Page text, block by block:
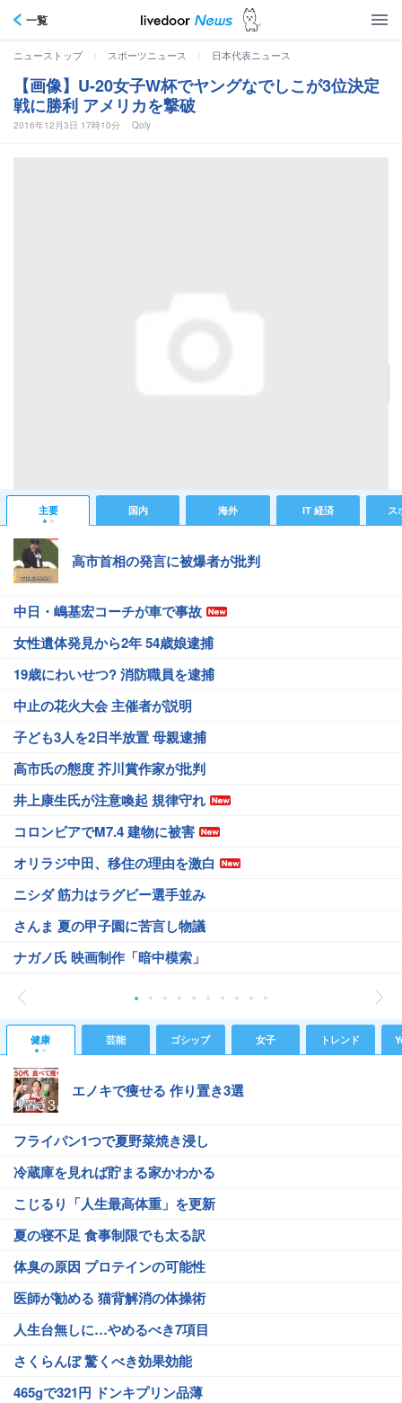
一覧
ニューストップ > スポーツニュース > 日本代表ニュース
【画像】U-20女子W杯でヤングなでしこが3位決定
戦に勝利 アメリカを撃破
2016年12月3日 17時10分 Qoly
主要 国内 海外 IT 経済 ス
高市首相の発言に被爆者が批判
中日・嶋基宏コーチが車で事故
女性遺体発見から2年 54歳娘逮捕
19歳にわいせつ? 消防職員を逮捕
中止の花火大会 主催者が説明
子ども3人を2日半放置 母親逮捕
高市氏の態度 芥川賞作家が批判
井上康生氏が注意喚起 規律守れ
コロンビアでM7.4 建物に被害
オリラジ中田、移住の理由を激白
ニシダ 筋力はラグビー選手並み
さんま 夏の甲子園に苦言し物議
ナガノ氏 映画制作「暗中模索」
健康 芸能 ゴシップ 女子 トレンド
エノキで痩せる 作り置き3選
フライパン1つで夏野菜焼き浸し
冷蔵庫を見れば貯まる家かわかる
こじるり「人生最高体重」を更新
夏の寝不足 食事制限でも太る訳
体臭の原因 プロテインの可能性
医師が勧める 猫背解消の体操術
人生台無しに…やめるべき7項目
さくらんぼ 驚くべき効果効能
465gで321円 ドンキプリン品薄